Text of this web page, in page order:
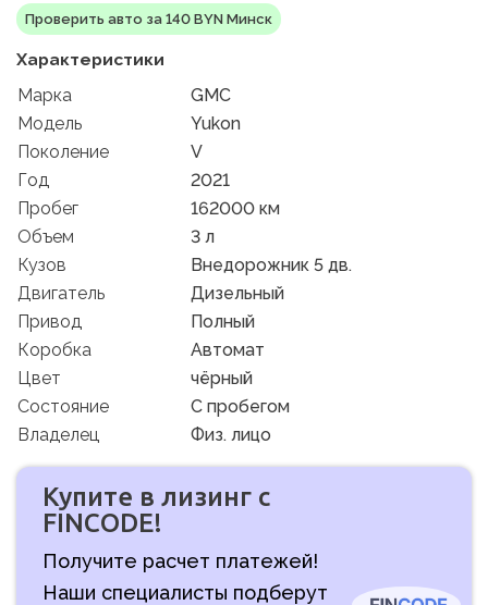
Проверить авто за 140 BYN Минск
Характеристики
Марка
GMC
Модель
Yukon
Поколение
V
Год
2021
Пробег
162000 км
Объем
3 л
Кузов
Внедорожник 5 дв.
Двигатель
Дизельный
Привод
Полный
Коробка
Автомат
Цвет
чёрный
Состояние
C пробегом
Владелец
Физ. лицо
Купите в лизинг с
FINCODE!
Получите расчет платежей!
Наши специалисты подберут